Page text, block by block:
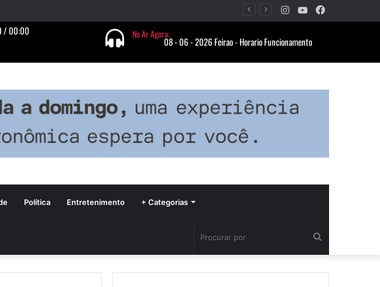
YouTube
Instagram
Política Entretenimento + Categorias
por